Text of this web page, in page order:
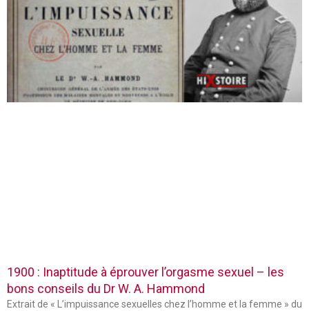
1900 : Inaptitude à éprouver l’orgasme sexuel – les
bons conseils du Dr W. A. Hammond
Extrait de « L’impuissance sexuelles chez l’homme et la femme » du